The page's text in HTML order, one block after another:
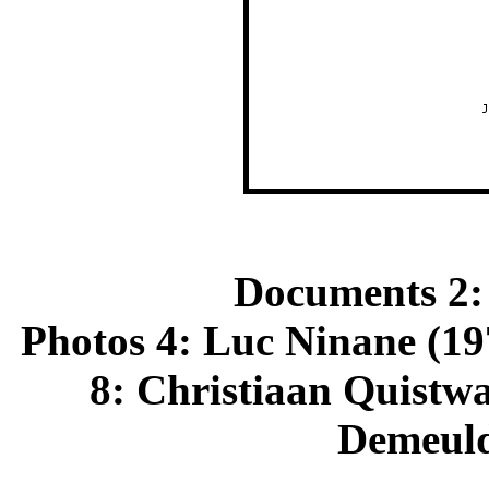
Documents
Photos 4: Luc Ninane
8: Christiaan